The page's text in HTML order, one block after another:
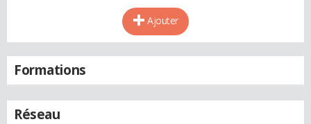
Ajouter
Formations
Réseau